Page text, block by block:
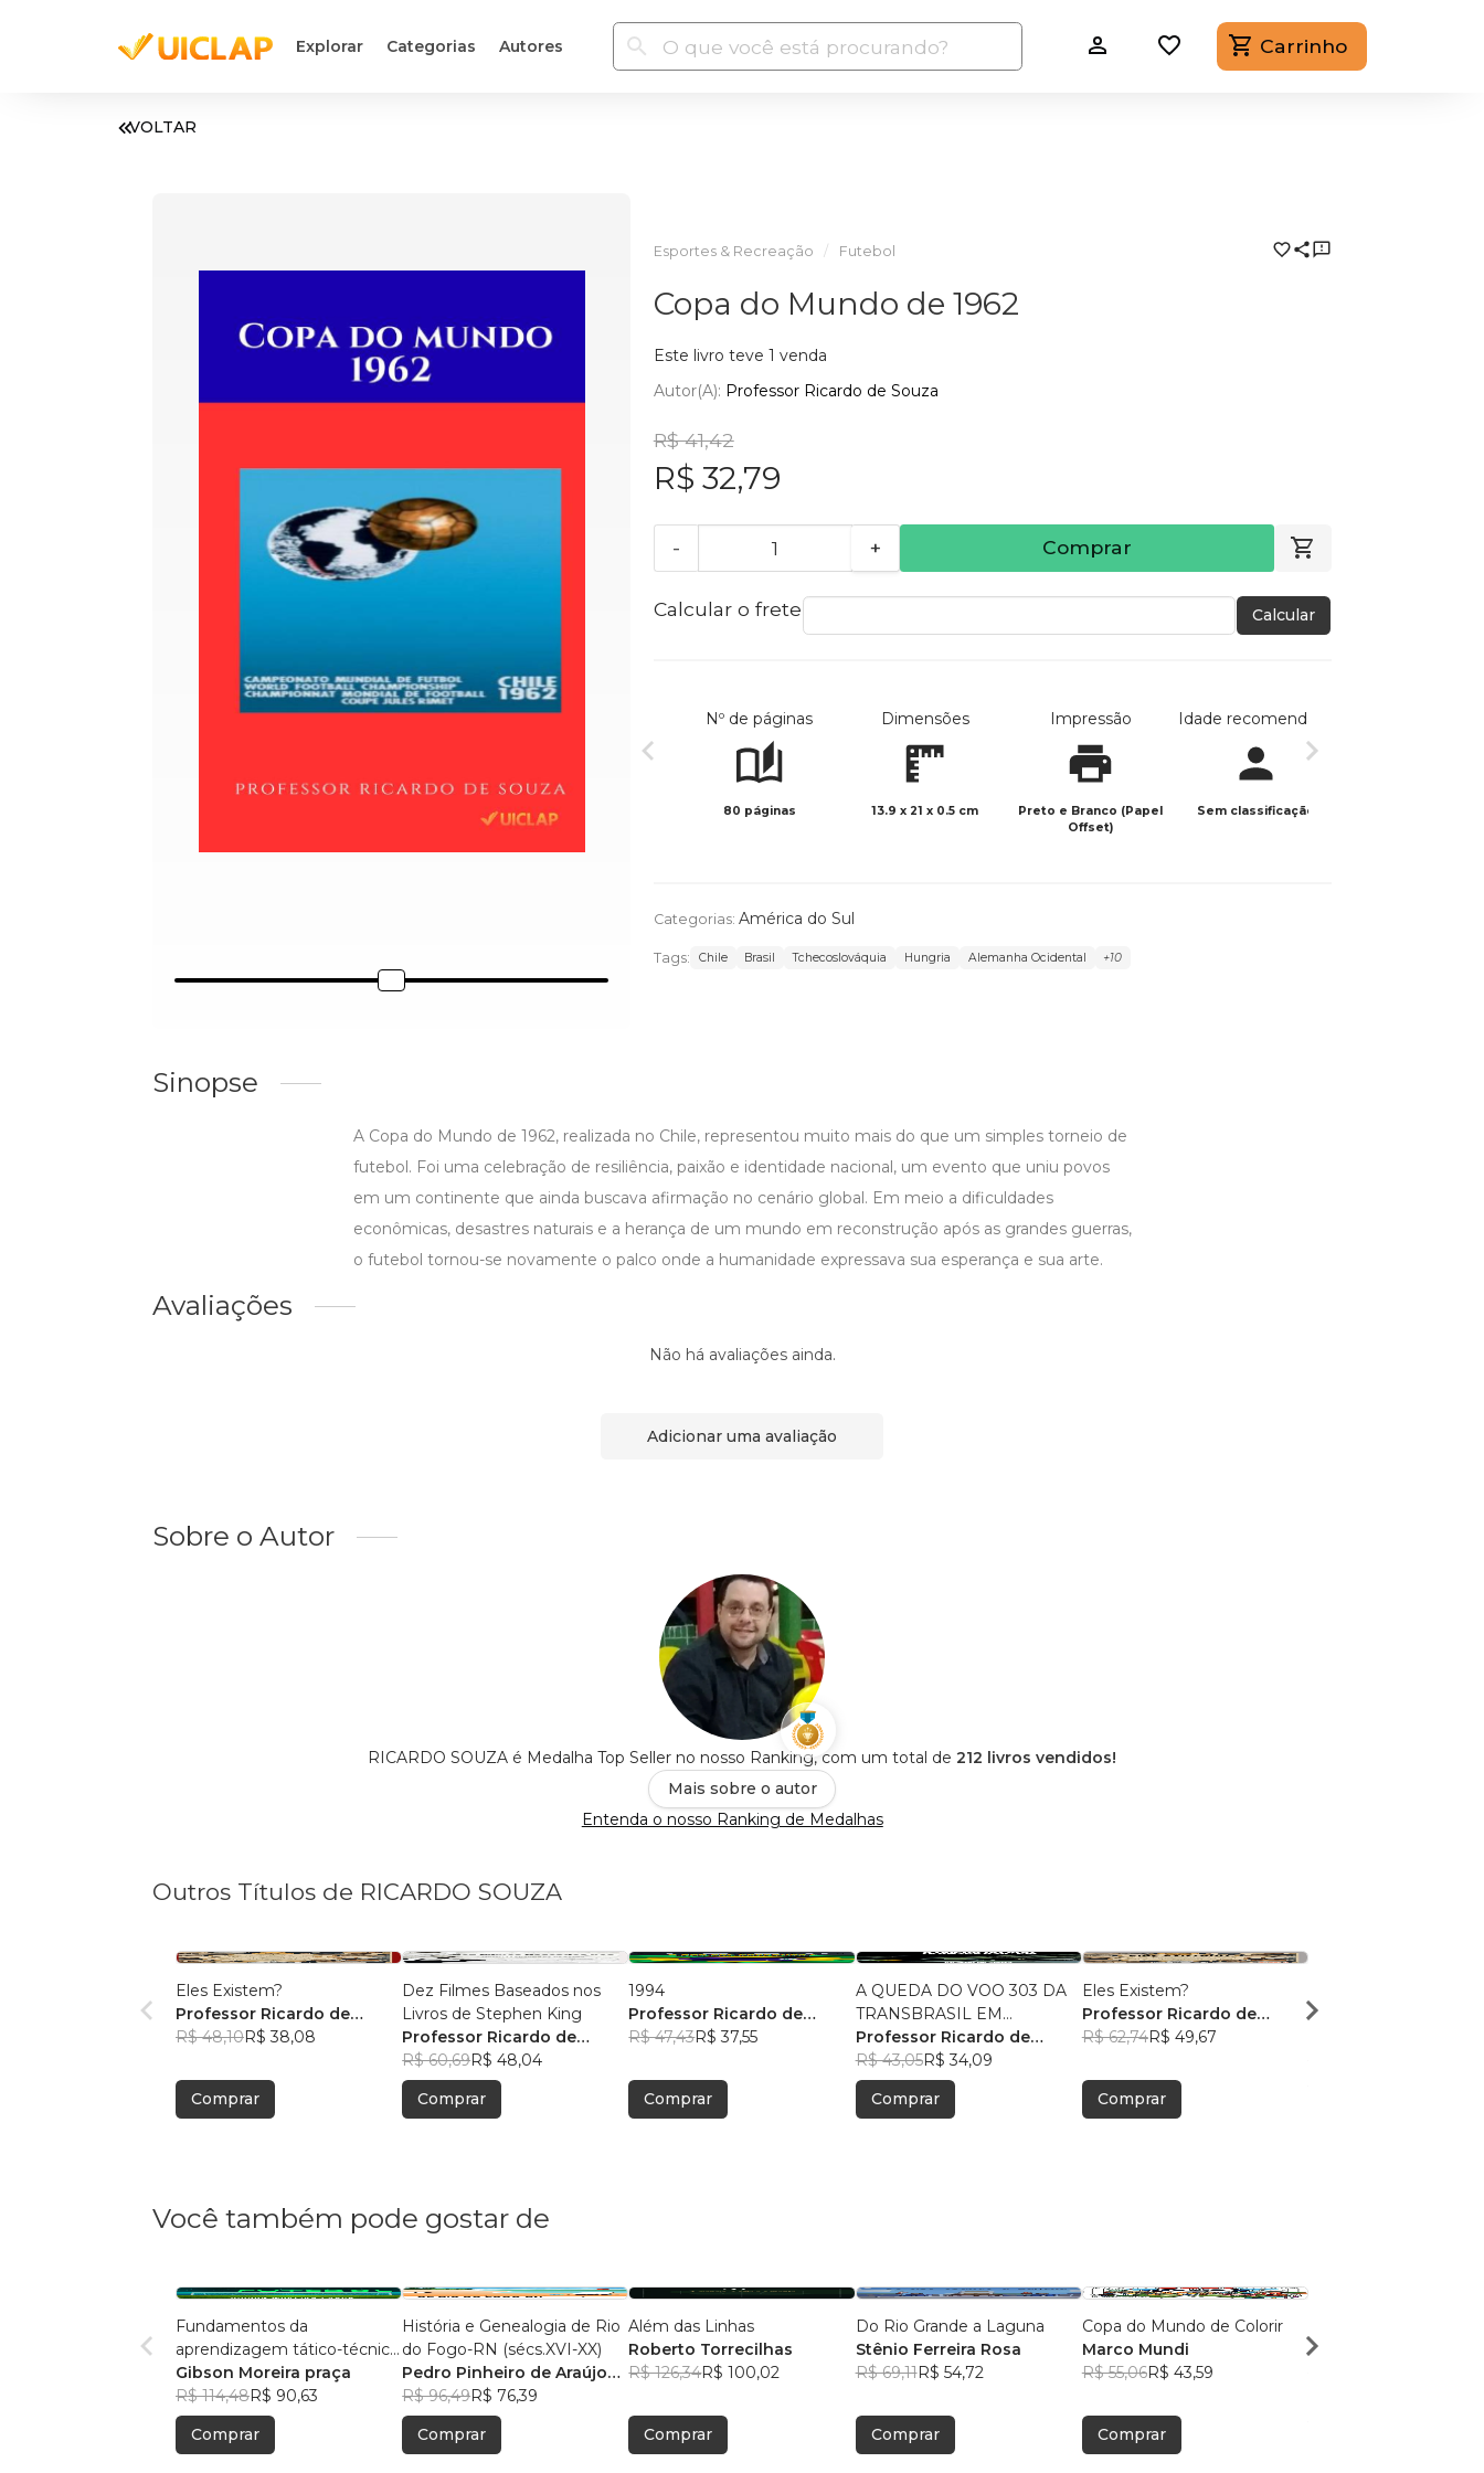
Explorar Categorias Autores Carrinho
VOLTAR
Esportes & Recreação Futebol
Copa do Mundo de 1962
Este livro teve 1 venda
Autor(a): Professor Ricardo de Souza
R$ 41,42
R$ 32,79
- + Comprar
Calcular o frete Calcular
Nº de páginas
80 páginas
Dimensões
13.9 x 21 x 0.5 cm
Impressão
Preto e Branco (Papel
Offset)
Idade recomendada
Sem classificação
Categorias: América do Sul
Tags: Chile Brasil Tchecoslováquia Hungria Alemanha Ocidental +10
Sinopse
A Copa do Mundo de 1962, realizada no Chile, representou muito mais do que um simples torneio de
futebol. Foi uma celebração de resiliência, paixão e identidade nacional, um evento que uniu povos
em um continente que ainda buscava afirmação no cenário global. Em meio a dificuldades
econômicas, desastres naturais e a herança de um mundo em reconstrução após as grandes guerras,
o futebol tornou-se novamente o palco onde a humanidade expressava sua esperança e sua arte.
Avaliações
Não há avaliações ainda.
Adicionar uma avaliação
Sobre o Autor
RICARDO SOUZA é Medalha Top Seller no nosso Ranking, com um total de 212 livros vendidos!
Mais sobre o autor
Entenda o nosso Ranking de Medalhas
Outros Títulos de RICARDO SOUZA
Eles Existem?
Professor Ricardo de
Souza
R$ 48,10R$ 38,08
Comprar
Dez Filmes Baseados nos
Livros de Stephen King
Professor Ricardo de
Souza
R$ 60,69R$ 48,04
Comprar
1994
Professor Ricardo de
Souza
R$ 47,43R$ 37,55
Comprar
A QUEDA DO VOO 303 DA
TRANSBRASIL EM
FLORIANÓPOLIS.
Professor Ricardo de
Souza
R$ 43,05R$ 34,09
Comprar
Eles Existem?
Professor Ricardo de
Souza
R$ 62,74R$ 49,67
Comprar
VIDEOGAME NO
Você também pode gostar de
Fundamentos da
aprendizagem tático-técnica
individual no futebol
Gibson Moreira praça
R$ 114,48R$ 90,63
Comprar
História e Genealogia de Rio
do Fogo-RN (sécs.XVI-XX)
Pedro Pinheiro de Araújo
Júnior
R$ 96,49R$ 76,39
Comprar
Além das Linhas
Roberto Torrecilhas
R$ 126,34R$ 100,02
Comprar
Do Rio Grande a Laguna
Stênio Ferreira Rosa
R$ 69,11R$ 54,72
Comprar
Copa do Mundo de Colorir
Marco Mundi
R$ 55,06R$ 43,59
Comprar
Fernando Junqueira